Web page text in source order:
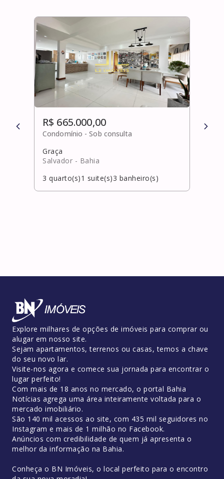
R$ 665.000,00
Condomínio -Sob consulta
Graça
Salvador - Bahia
3 quarto(s)1 suite(s)3 banheiro(s)
R$
Explore milhares de opções de imóveis para comprar ou
alugar em nosso site.
Sejam apartamentos, terrenos ou casas, temos a chave
do seu novo lar.
Visite-nos agora e comece sua jornada para encontrar o
lugar perfeito!
Com mais de 18 anos no mercado, o portal Bahia
Notícias agrega uma área inteiramente voltada para o
mercado imobiliário.
São 140 mil acessos ao site, com 435 mil seguidores no
Instagram e mais de 1 milhão no Facebook.
Anúncios com credibilidade de quem já apresenta o
melhor da informação na Bahia.
Conheça o BN Imóveis, o local perfeito para o encontro